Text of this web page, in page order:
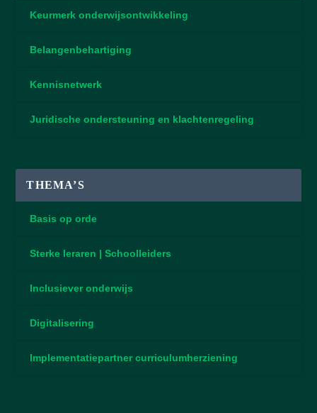
Keurmerk onderwijsontwikkeling
Belangenbehartiging
Kennisnetwerk
Juridische ondersteuning en klachtenregeling
THEMA’S
Basis op orde
Sterke leraren | Schoolleiders
Inclusiever onderwijs
Digitalisering
Implementatiepartner curriculumherziening